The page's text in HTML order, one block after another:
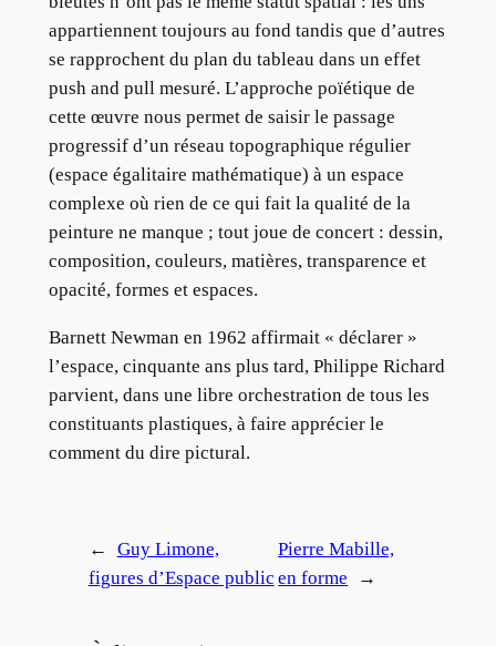
appartiennent toujours au fond tandis que d’autres
se rapprochent du plan du tableau dans un effet
push and pull mesuré. L’approche poïétique de
cette œuvre nous permet de saisir le passage
progressif d’un réseau topographique régulier
(espace égalitaire mathématique) à un espace
complexe où rien de ce qui fait la qualité de la
peinture ne manque ; tout joue de concert : dessin,
composition, couleurs, matières, transparence et
opacité, formes et espaces.
Barnett Newman en 1962 affirmait « déclarer »
l’espace, cinquante ans plus tard, Philippe Richard
parvient, dans une libre orchestration de tous les
constituants plastiques, à faire apprécier le
comment du dire pictural.
←
Guy Limone,
figures d’Espace public
Pierre Mabille,
en forme
→